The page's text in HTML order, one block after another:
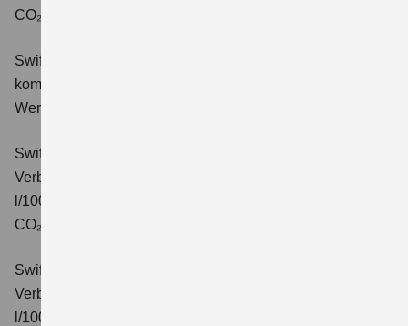
CO₂-Klasse: C.
Swift 1.2 DUALJET HYBRID Comfort+
kombinierter Energieverbrauch 4,4 l/100km; kombinierter
Wert der CO₂-Emission: 99 g/km; CO₂-Klasse: C.
Swift 1.2 DUALJET HYBRID CVT Comfort+
Verbrauchswerte: kombinierter Energieverbrauch 4,7
l/100km; kombinierter Wert der CO₂-Emission: 106 g/km;
CO₂-Klasse: C.
Swift 1.2 DUALJET HYBRID ALLGRIP Comfort+
Verbrauchswerte: kombinierter Energieverbrauch 4,9
l/100km; kombinierter Wert der CO₂-Emission: 110 g/km;